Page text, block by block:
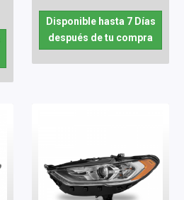
Disponible hasta 7 Días
después de tu compra